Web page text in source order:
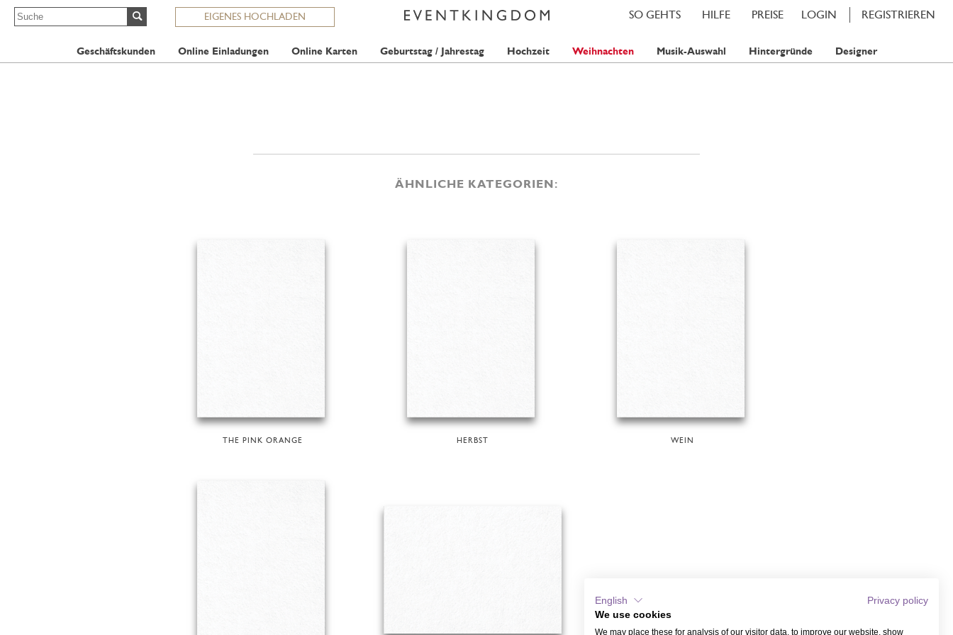
EIGENES HOCHLADEN LOGIN REGISTRIEREN
PREISE
HILFE
SO GEHTS
Geschäftskunden Online Einladungen Online Karten Geburtstag / Jahrestag Hochzeit Weihnachten Musik-Auswahl Hintergründe Designer
ÄHNLICHE KATEGORIEN:
THE PINK ORANGE HERBST WEIN
English
Privacy policy
We use cookies
We may place these for analysis of our visitor data, to improve our website, show